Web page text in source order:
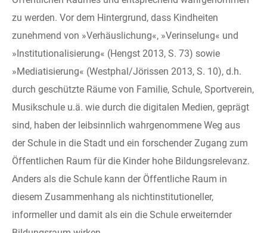
zu werden. Vor dem Hintergrund, dass Kindheiten
zunehmend von »Verhäuslichung«, »Verinselung« und
»Institutionalisierung« (Hengst 2013, S. 73) sowie
»Mediatisierung« (Westphal/Jörissen 2013, S. 10), d.h.
durch geschützte Räume von Familie, Schule, Sportverein,
Musikschule u.ä. wie durch die digitalen Medien, geprägt
sind, haben der leibsinnlich wahrgenommene Weg aus
der Schule in die Stadt und ein forschender Zugang zum
Öffentlichen Raum für die Kinder hohe Bildungsrelevanz.
Anders als die Schule kann der Öffentliche Raum in
diesem Zusammenhang als nichtinstitutioneller,
informeller und damit als ein die Schule erweiternder